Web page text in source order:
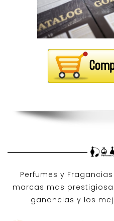
Perfumes y Fragancias
marcas mas
ganancias y los